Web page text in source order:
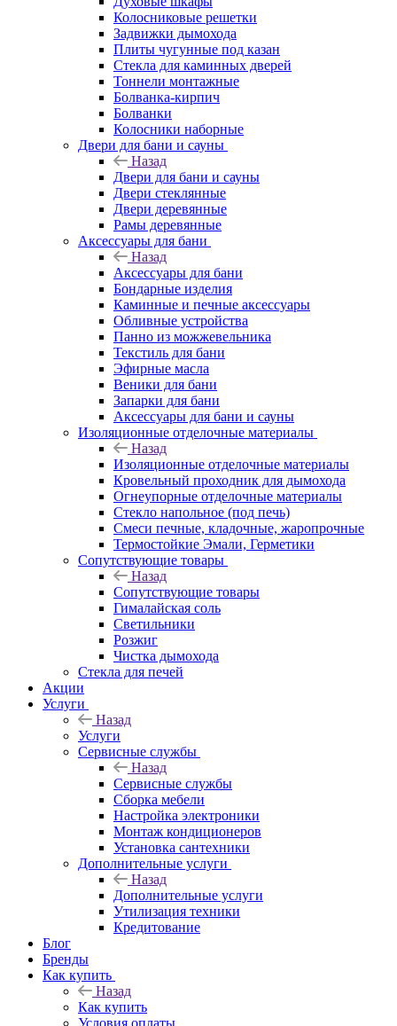
Колосниковые решетки
Задвижки дымохода
Плиты чугунные под казан
Стекла для каминных дверей
Тоннели монтажные
Болванка-кирпич
Болванки
Колосники наборные
Двери для бани и сауны
Назад
Двери для бани и сауны
Двери стеклянные
Двери деревянные
Рамы деревянные
Аксессуары для бани
Назад
Аксессуары для бани
Бондарные изделия
Каминные и печные аксессуары
Обливные устройства
Панно из можжевельника
Текстиль для бани
Эфирные масла
Веники для бани
Запарки для бани
Аксессуары для бани и сауны
Изоляционные отделочные материалы
Назад
Изоляционные отделочные материалы
Кровельный проходник для дымохода
Огнеупорные отделочные материалы
Стекло напольное (под печь)
Смеси печные, кладочные, жаропрочные
Термостойкие Эмали, Герметики
Сопутствующие товары
Назад
Сопутствующие товары
Гималайская соль
Светильники
Розжиг
Чистка дымохода
Стекла для печей
Акции
Услуги
Назад
Услуги
Сервисные службы
Назад
Сервисные службы
Сборка мебели
Настройка электроники
Монтаж кондиционеров
Установка сантехники
Дополнительные услуги
Назад
Дополнительные услуги
Утилизация техники
Кредитование
Блог
Бренды
Как купить
Назад
Как купить
Условия оплаты